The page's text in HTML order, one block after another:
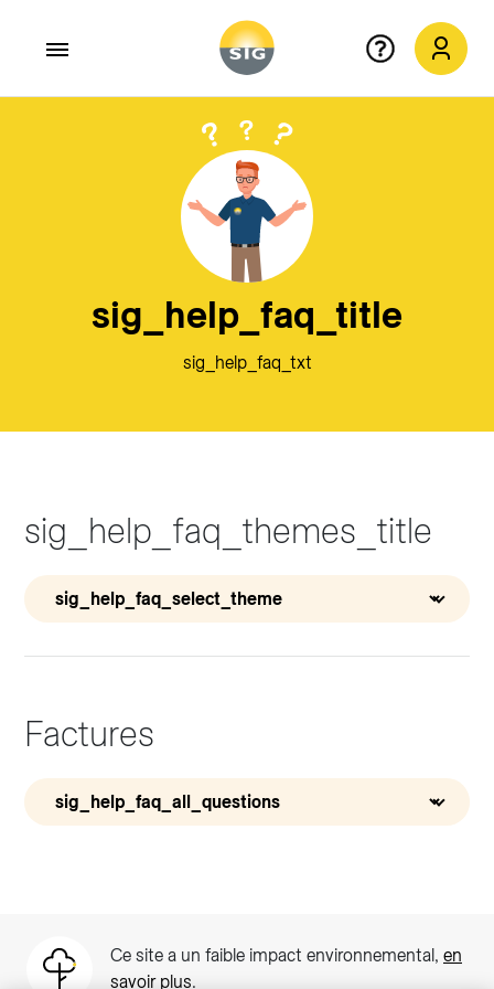
sig_help_quit
sig_help_faq_title
sig_help_faq_txt
sig_help_faq_themes_title
Factures
Ce site a un faible impact environnemental, en
savoir plus.
Accéder à votre espace client SIG.
Votre espace client SIG n'est pas optimisé pour une
navigation mobile.